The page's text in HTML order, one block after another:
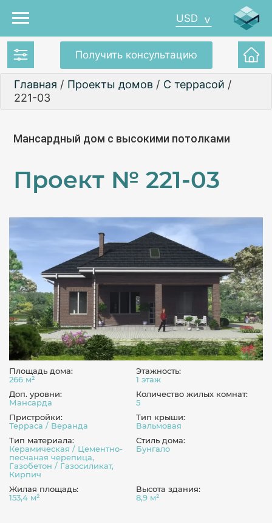
Получить консультацию
USD
Главная / Проекты домов / С террасой /
221-03
Мансардный дом с высокими потолками
Проект № 221-03
Площадь дома:
266 м²
Этажность:
1 этаж
Доп. уровни:
Мансарда
Количество жилых комнат:
5
Пристройки:
Терраса / Веранда
Тип крыши:
Вальмовая
Тип материала:
Керамическая / Цементно-
песчаная черепица,
Газобетон / Газосиликат,
Кирпич
Стиль дома:
Бунгало
Жилая площадь:
153,4 м²
Высота здания:
8,9 м²